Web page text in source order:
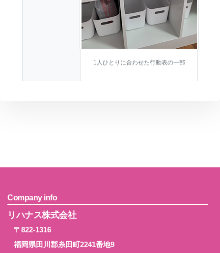
1人ひとりに合わせた行動表の一部
Company info
リハナス株式会社
〒822-1316
福岡県田川郡糸田町2241番地9